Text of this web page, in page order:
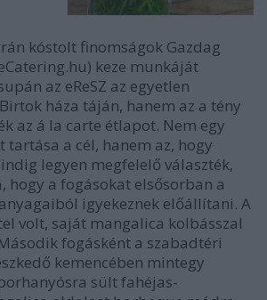
kóstolt finomságok Gazdag
keze munkáját
az eReSZ az egyetlen
háza táján, hanem az a tény
az á la carte étlapot. Nem egy
a cél, hanem az, hogy
legyen megfelelő választék,
hogy a fogásokat elsősorban a
igyekeznek előállítani. A
volt, saját mangalica kolbásszal
fogásként a szabadtéri
kemencében mintegy
sült fahéjas-